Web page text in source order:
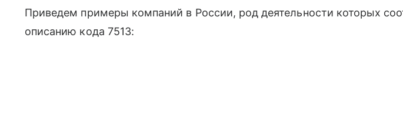
Приведем примеры компаний в России, род деятельности которых
описанию кода 7513: